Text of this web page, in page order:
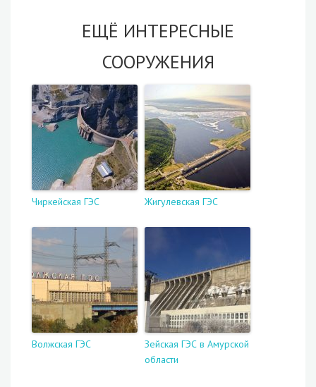
ЕЩЁ ИНТЕРЕСНЫЕ
СООРУЖЕНИЯ
Чиркейская ГЭС Жигулевская ГЭС
Волжская ГЭС
Зейская ГЭС в Амурской
области